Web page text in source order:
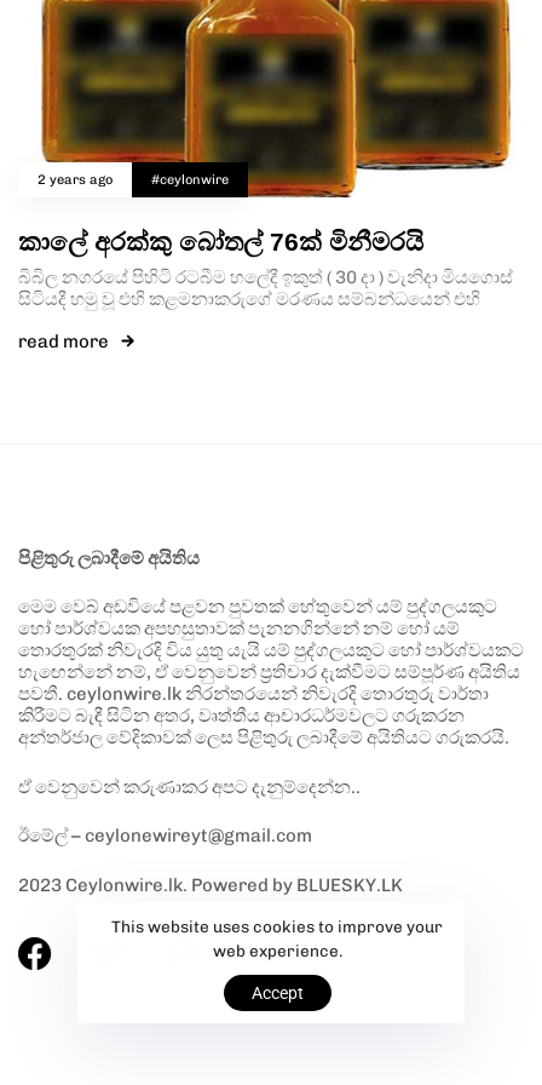
2 years ago #ceylonwire
කාලේ අරක්කු බෝතල් 76ක් මිනීමරයි
බිබිල නගරයේ පිහිටි රටබීම හලේදී ඉකුත් ( 30 දා ) වැනිදා මියගොස්
සිටියදී හමු වූ එහි කළමනාකරුගේ මරණය සම්බන්ධයෙන් එහි
read more
පිළිතුරු ලබාදීමේ අයිතිය
මෙම වෙබ් අඩවියේ පළවන පුවතක් හේතුවෙන් යම් පුද්ගලයකුට
හෝ පාර්ශ්වයක අපහසුතාවක් පැනනගින්නේ නම් හෝ යම්
තොරතුරක් නිවැරදි විය යුතු යැයි යම් පුද්ගලයකුට හෝ පාර්ශ්වයකට
හැඟෙන්නේ නම්, ඒ වෙනුවෙන් ප්‍රතිචාර දැක්වීමට සම්පූර්ණ අයිතිය
පවතී. ceylonwire.lk නිරන්තරයෙන් නිවැරදි තොරතුරු වාර්තා
කිරීමට බැඳී සිටින අතර, වෘත්තීය ආචාරධර්මවලට ගරුකරන
අන්තර්ජාල වේදිකාවක් ලෙස පිළිතුරු ලබාදීමේ අයිතියට ගරුකරයි.
ඒ වෙනුවෙන් කරුණාකර අපට දැනුම්දෙන්න..
ඊමේල් – ceylonewireyt@gmail.com
2023 Ceylonwire.lk. Powered by BLUESKY.LK
This website uses cookies to improve your
web experience.
Accept